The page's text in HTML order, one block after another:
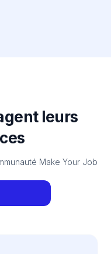
leurs
Make Your Job